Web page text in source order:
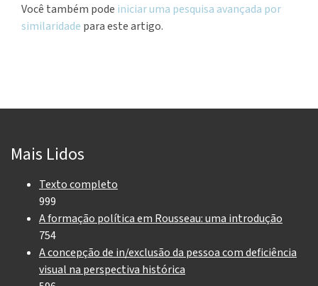
Você também pode iniciar uma pesquisa avançada por
similaridade para este artigo.
Mais Lidos
Texto completo
999
A formação política em Rousseau: uma introdução
754
A concepção de in/exclusão da pessoa com deficiência
visual na perspectiva histórica